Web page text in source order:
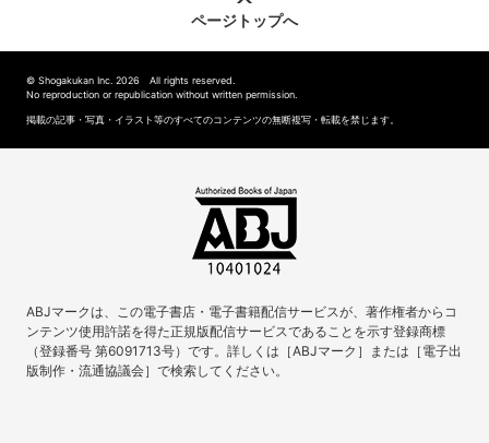
ページトップへ
© Shogakukan Inc. 2026 All rights reserved.
No reproduction or republication without written permission.
掲載の記事・写真・イラスト等のすべてのコンテンツの無断複写・転載を禁じます。
ABJマークは、この電子書店・電子書籍配信サービスが、著作権者からコ
ンテンツ使用許諾を得た正規版配信サービスであることを示す登録商標
（登録番号 第6091713号）です。詳しくは［ABJマーク］または［電子出
版制作・流通協議会］で検索してください。